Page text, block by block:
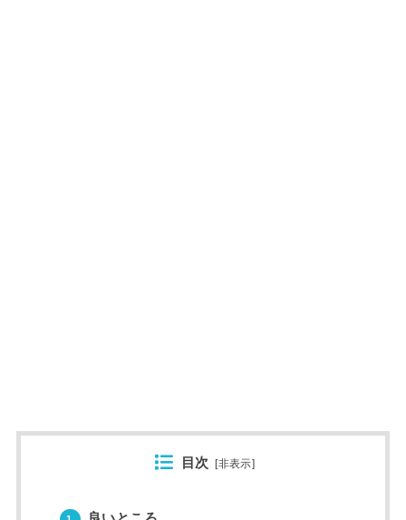
目次 [非表示]